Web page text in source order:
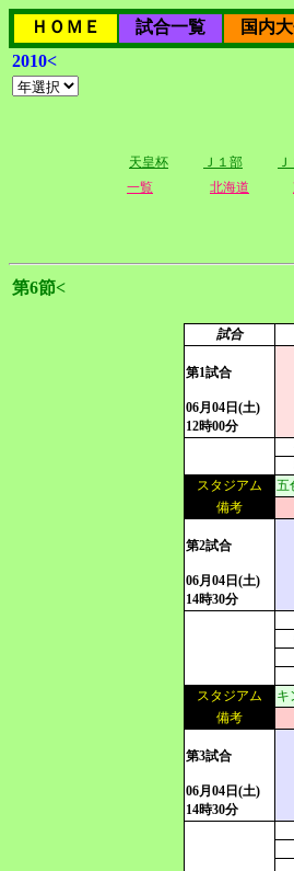
ＨＯＭＥ 試合一覧 国内
2010<
天皇杯 Ｊ１部
一覧
北海道
第6節<
試合
第1試合
06月04日(土)
12時00分
スタジアム
五
備考
第2試合
06月04日(土)
14時30分
スタジアム
キ
備考
第3試合
06月04日(土)
14時30分